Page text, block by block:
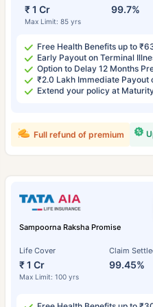
₹ 1 Cr
Max Limit: 85 yrs
99.7%
Free Health Benefits up to
Early Payout on Terminal
Option to Delay 12 Months
₹2.0 Lakh Immediate Payout
Extend your policy at
Full refund of premium
Sampoorna Raksha Promise
Life Cover
₹ 1 Cr
Max Limit: 100 yrs
Claim
99.45%